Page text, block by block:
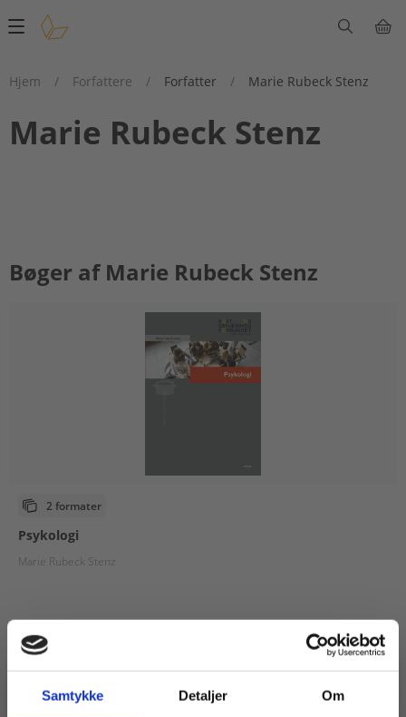
Samtykke Detaljer Om
Main
Hjem
/ Forfattere / Forfatter / Marie Rubeck Stenz
Marie Rubeck Stenz
Bøger af Marie Rubeck Stenz
2 formater
Psykologi
Marie Rubeck Stenz
Fra
85,00 KR.